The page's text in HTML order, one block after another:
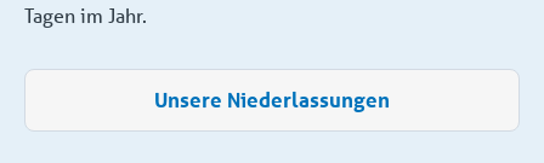
Tagen im Jahr.
Unsere Niederlassungen